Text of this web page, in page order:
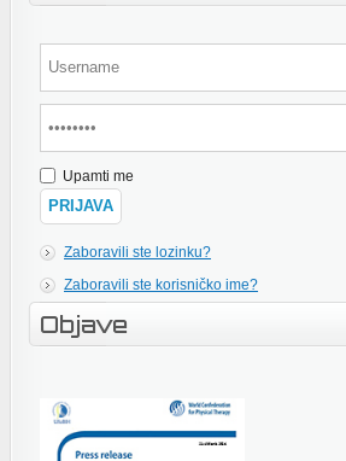
Upamti me
Zaboravili ste lozinku?
Zaboravili ste korisničko ime?
Objave